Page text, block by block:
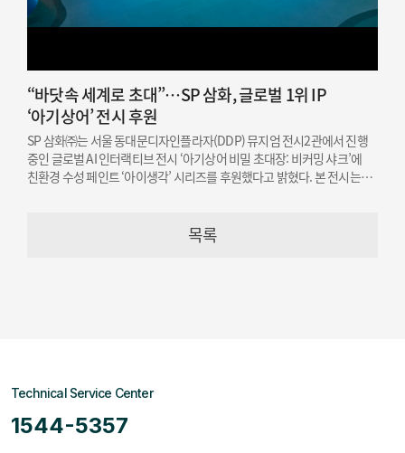
“바닷속 세계로 초대”…SP 삼화, 글로벌 1위 IP
‘아기상어’ 전시 후원
SP 삼화㈜는 서울 동대문디자인플라자(DDP) 뮤지엄 전시2관에서 진행
중인 글로벌 AI 인터랙티브 전시 ‘아기상어 비밀 초대장: 비커밍 샤크’에
친환경 수성 페인트 ‘아이생각’ 시리즈를 후원했다고 밝혔다. 본 전시는
목록
Technical Service Center
1544-5357